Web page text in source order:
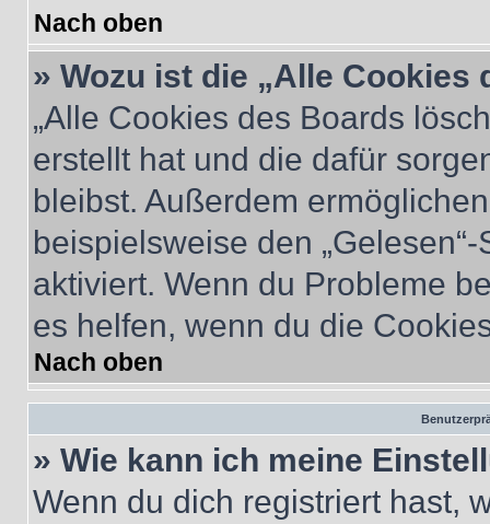
Nach oben
» Wozu ist die „Alle
„Alle Cookies des Boards
erstellt hat und die dafür
bleibst. Außerdem
beispielsweise den
aktiviert. Wenn du Probleme
es helfen, wenn du die
Nach oben
» Wie kann ich meine
Wenn du dich registriert hast,